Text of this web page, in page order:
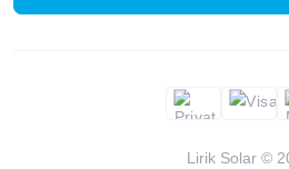
Lirik Solar ©